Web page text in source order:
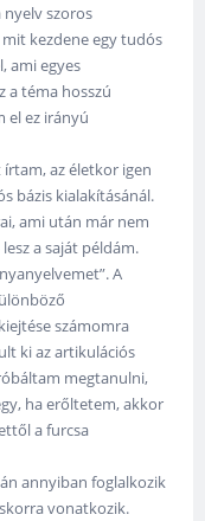
szoros
kezdene egy tudós
ami egyes
a téma hosszú
el ez irányú
az életkor igen
bázis kialakításánál.
ami után már nem
a saját példám.
A
számomra
ki az artikulációs
megtanulni,
ha erőltetem, akkor
a furcsa
annyiban foglalkozik
vonatkozik.